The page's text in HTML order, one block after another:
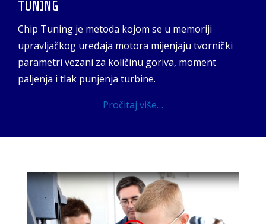
TUNING
Chip Tuning je metoda kojom se u memoriji
upravljačkog uređaja motora mijenjaju tvornički
parametri vezani za količinu goriva, moment
paljenja i tlak punjenja turbine.
Pročitaj više…